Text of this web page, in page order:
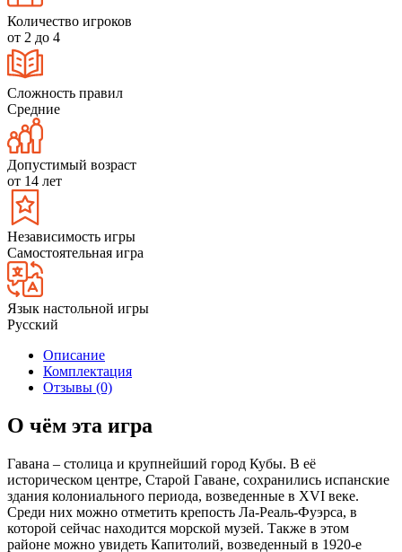
Количество игроков
от 2 до 4
Сложность правил
Средние
Допустимый возраст
от 14 лет
Независимость игры
Самостоятельная игра
Язык настольной игры
Русский
Описание
Комплектация
Отзывы (0)
О чём эта игра
Гавана – столица и крупнейший город Кубы. В её
историческом центре, Старой Гаване, сохранились испанские
здания колониального периода, возведенные в XVI веке.
Среди них можно отметить крепость Ла-Реаль-Фуэрса, в
которой сейчас находится морской музей. Также в этом
районе можно увидеть Капитолий, возведенный в 1920-е